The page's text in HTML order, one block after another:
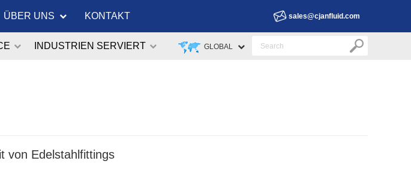
ÜBER UNS KONTAKT sales@cjanfluid.com
GLOBAL
INDUSTRIEN SERVIERT
von Edelstahlfittings